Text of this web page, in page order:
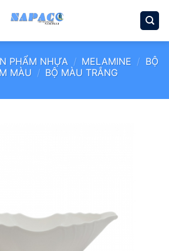
PHẨM NHỰA / MELAMINE / BỘ
MÀU / BỘ MÀU TRẮNG